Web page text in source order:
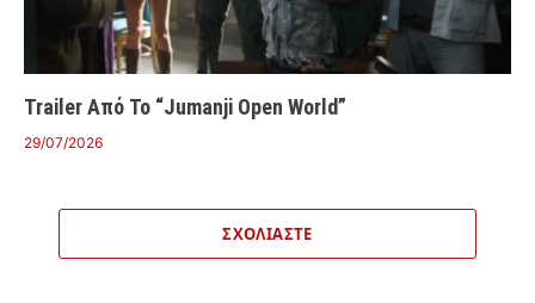
Trailer Από Το “Jumanji Open World”
29/07/2026
ΣΧΟΛΙΆΣΤΕ